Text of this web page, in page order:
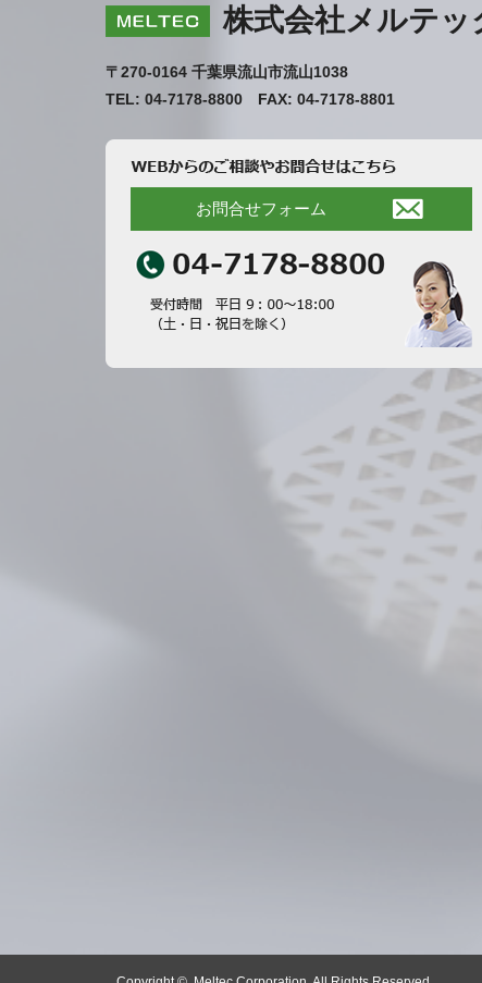
株式会社メルテッ
〒270-0164 千葉県流山市流山1038
TEL: 04-7178-8800 FAX: 04-7178-8801
お問合せフォーム